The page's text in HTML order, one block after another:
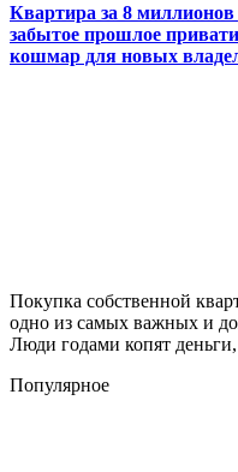
Квартира за 8
забытое прошлое
кошмар для новых
Покупка собственной
одно из самых важных и
Люди годами копят деньги,
Популярное